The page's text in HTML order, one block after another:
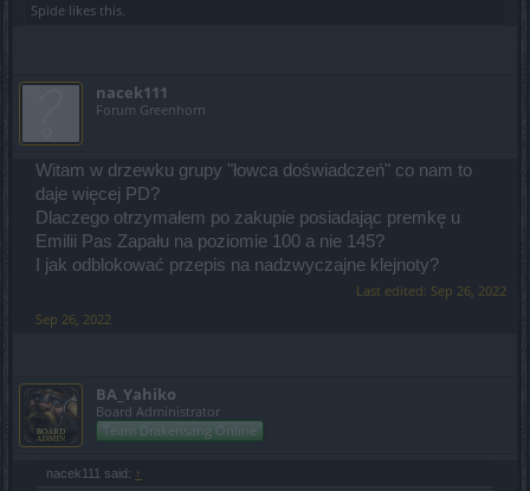
Spide likes this.
nacek111
Forum Greenhorn
Witam w drzewku grupy "łowca doświadczeń" co nam to
daje więcej PD?
Dlaczego otrzymałem po zakupie posiadając premkę u
Emilii Pas Zapału na poziomie 100 a nie 145?
I jak odblokować przepis na nadzwyczajne klejnoty?
Last edited: Sep 26, 2022
Sep 26, 2022
BA_Yahiko
Board Administrator
Team Drakensang Online
nacek111 said: ↑